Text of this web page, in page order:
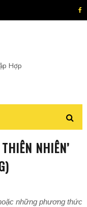
Hợp
NHIÊN’
những phương thức